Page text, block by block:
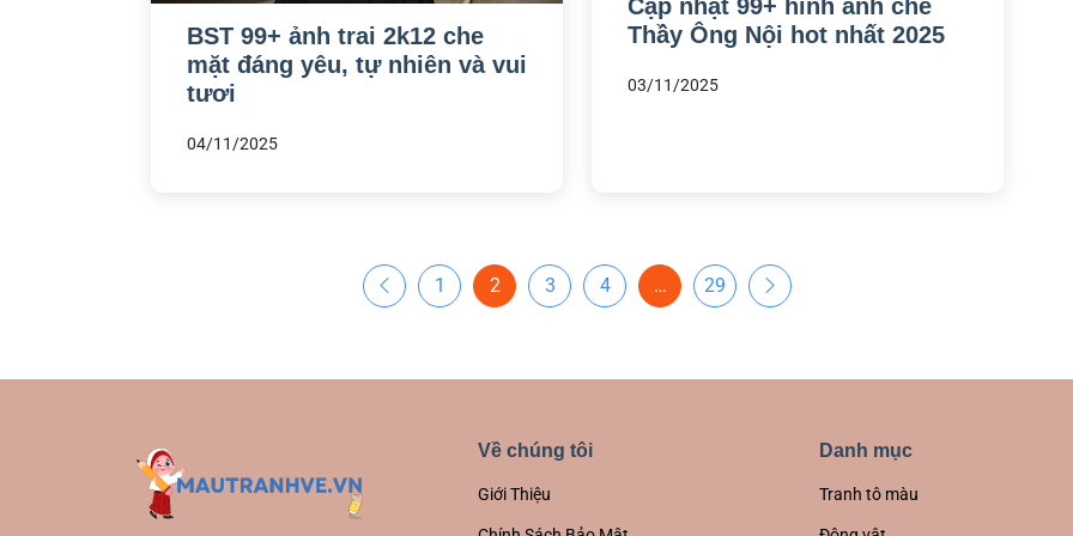
BST 99+ ảnh trai 2k12 che
mặt đáng yêu, tự nhiên và vui
tươi
04/11/2025
Cập nhật 99+ hình ảnh chế
Thầy Ông Nội hot nhất 2025
03/11/2025
1 2 3 4 … 29
Về chúng tôi
Giới Thiệu
Danh mục
Tranh tô màu